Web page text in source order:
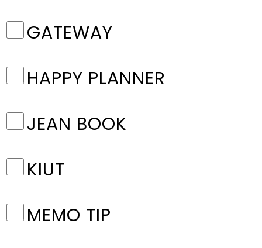
GATEWAY
HAPPY PLANNER
JEAN BOOK
KIUT
MEMO TIP